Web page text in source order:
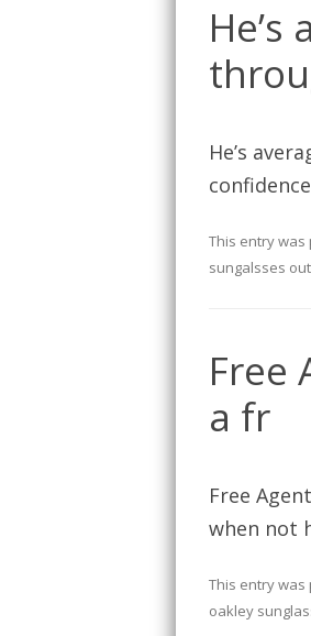
He’s
This entry was
sungalsses
Free
a fr
Free
when not
This entry was
oakley